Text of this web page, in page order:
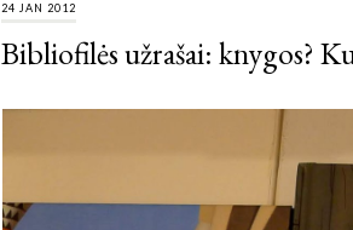
24 JAN 2012
Bibliofilės užrašai: knygos?